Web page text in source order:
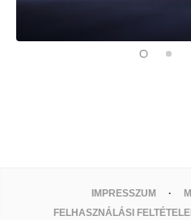
IMPRESSZUM
FELHASZNÁLÁSI